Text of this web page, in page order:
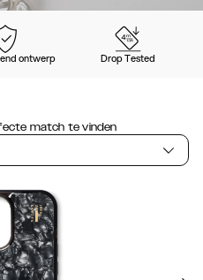
ontwerp Drop Tested
match te vinden